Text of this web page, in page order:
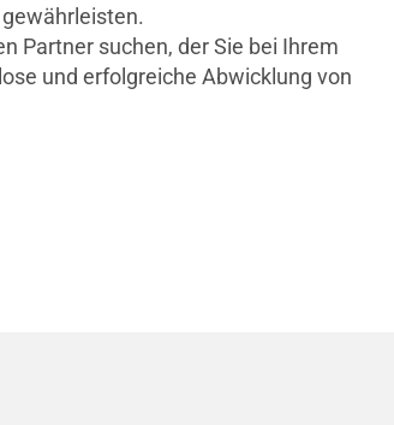
Partner suchen, der Sie bei Ihrem
und erfolgreiche Abwicklung von